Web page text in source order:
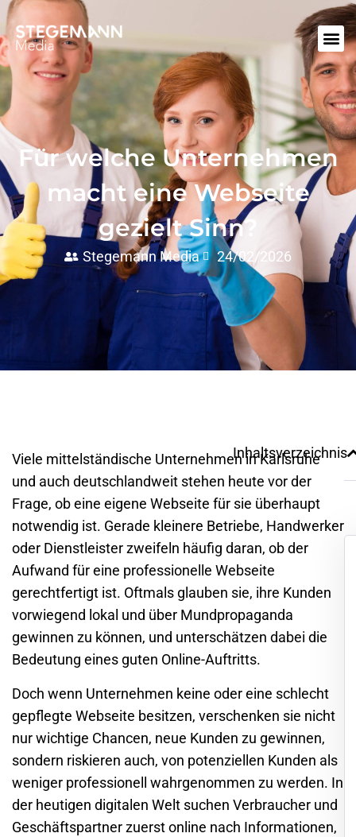
Für welche Unternehmen
macht eine Webseite
gezielt Sinn?
Stegemann Media 24/02/2026
Viele mittelständische Unternehmen inKarlsruhe
und auch deutschlandweit stehen heute vor der
Frage, ob eine eigene Webseite für sie überhaupt
notwendig ist. Gerade kleinere Betriebe, Handwerker
oder Dienstleister zweifeln häufig daran, ob der
Aufwand für eine professionelle Webseite
gerechtfertigt ist. Oftmals glauben sie, ihre Kunden
vorwiegend lokal und über Mundpropaganda
gewinnen zu können, und unterschätzen dabei die
Bedeutung eines guten Online-Auftritts.
Doch wenn Unternehmen keine oder eine schlecht
gepflegte Webseite besitzen, verschenken sie nicht
nur wichtige Chancen, neue Kunden zu gewinnen,
sondern riskieren auch, von potenziellen Kunden als
weniger professionell wahrgenommen zu werden. In
der heutigen digitalen Welt suchen Verbraucher und
Geschäftspartner zuerst online nach Informationen,
Inhaltsverzeichnis